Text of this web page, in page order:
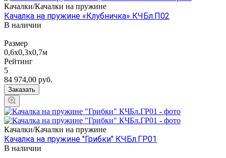
Качалки/Качалки на пружине
Качалка на пружине «Клубничка» КЧБл.П02
В наличии
Размер
0,6х0,3х0,7м
Рейтинг
5
84 974,00 руб.
Заказать
Качалки/Качалки на пружине
Качалка на пружине "Грибки" КЧБл.ГР01
В наличии